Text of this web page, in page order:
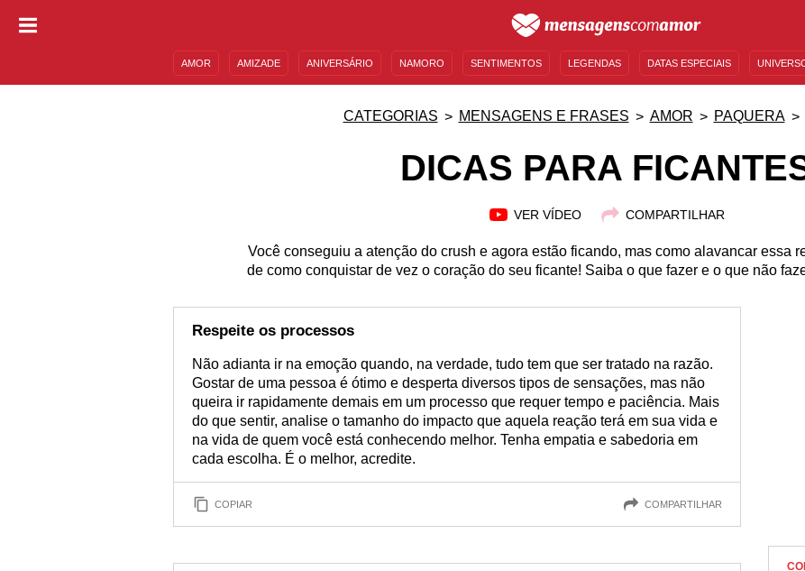
AMOR AMIZADE ANIVERSÁRIO NAMORO SENTIMENTOS LEGENDAS DATAS ESPECIAIS
CATEGORIAS MENSAGENS E FRASES AMOR PAQUERA
DICAS PARA
VER VÍDEO COMPARTILHAR
Você conseguiu a atenção do crush e agora estão ficando, mas como alavancar essa
de como conquistar de vez o coração do seu ficante! Saiba o que fazer e o que não
Respeite os processos
Não adianta ir na emoção quando, na verdade, tudo tem que ser tratado na razão.
Gostar de uma pessoa é ótimo e desperta diversos tipos de sensações, mas não
queira ir rapidamente demais em um processo que requer tempo e paciência. Mais
do que sentir, analise o tamanho do impacto que aquela reação terá em sua vida e
na vida de quem você está conhecendo melhor. Tenha empatia e sabedoria em
cada escolha. É o melhor, acredite.
COPIAR COMPARTILHAR